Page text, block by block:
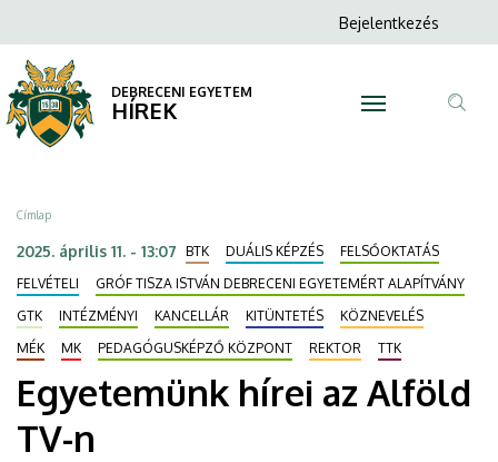
hírei
az
Alföld
TV-
n
DEBRECENI
EGYETEM
a
tartalomra
Anonim
menüje
Bejelentkezés
DEBRECENI EGYETEM
HÍREK
Morzsa
Címlap
2025. április 11. - 13:07 BTK DUÁLIS KÉPZÉS
FELSŐOKTATÁS
FELVÉTELI
GRÓF TISZA ISTVÁN DEBRECENI EGYETEMÉRT ALAPÍTVÁNY
GTK
INTÉZMÉNYI KANCELLÁR KITÜNTETÉS
KÖZNEVELÉS
MÉK
MK PEDAGÓGUSKÉPZŐ KÖZPONT REKTOR TTK
Egyetemünk hírei az Alföld
TV-n